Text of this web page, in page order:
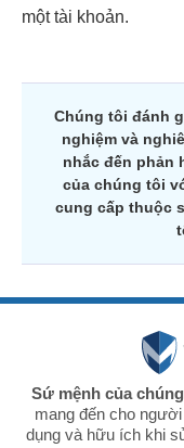
một tài khoản.
Chúng tôi đánh
nghiệm và
nhắc đến phản
của chúng tôi
cung cấp thuộc
Sứ mệnh của
mang đến cho
dụng và hữu ích khi